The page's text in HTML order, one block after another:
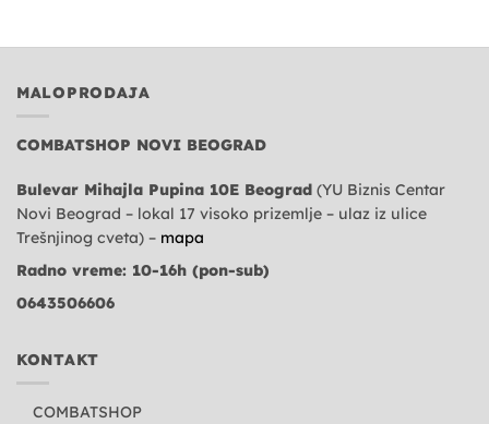
MALOPRODAJA
COMBATSHOP NOVI BEOGRAD
Bulevar Mihajla Pupina 10E Beograd (YU Biznis Centar
Novi Beograd – lokal 17 visoko prizemlje – ulaz iz ulice
Trešnjinog cveta) – mapa
Radno vreme: 10-16h (pon-sub)
0643506606
KONTAKT
COMBATSHOP